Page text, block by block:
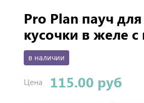
Pro Plan пауч
кусочки в желе
в наличии
Цена 115.00 руб